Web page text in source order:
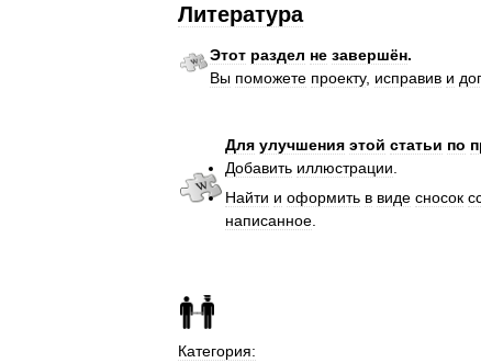
Литература
Этот раздел не завершён.
Вы поможете проекту, исправив и
Для улучшения этой статьи по
Добавить иллюстрации
Найти и оформить в виде сносок
написанное
Категория: